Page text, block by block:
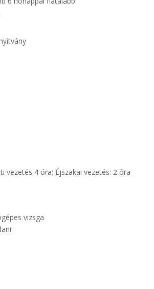
vezetés 4 óra; Éjszakai vezetés: 2 óra
vizsga